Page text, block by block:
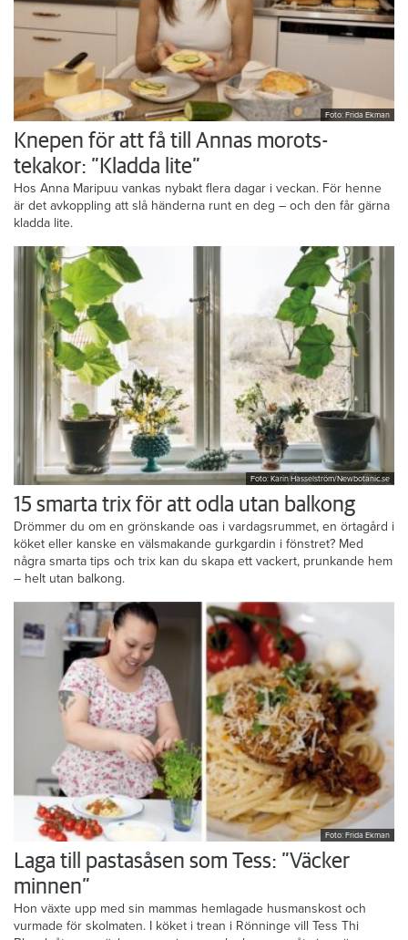
Foto: Frida Ekman
Knepen för att få till Annas morots-
tekakor: ”Kladda lite”
Hos Anna Maripuu vankas nybakt flera dagar i veckan. För henne
är det avkoppling att slå händerna runt en deg – och den får gärna
kladda lite.
Foto: Karin Hasselström/Newbotanic.se
15 smarta trix för att odla utan balkong
Drömmer du om en grönskande oas i vardagsrummet, en örtagård i
köket eller kanske en välsmakande gurkgardin i fönstret? Med
några smarta tips och trix kan du skapa ett vackert, prunkande hem
– helt utan balkong.
Foto: Frida Ekman
Laga till pastasåsen som Tess: ”Väcker
minnen”
Hon växte upp med sin mammas hemlagade husmanskost och
vurmade för skolmaten. I köket i trean i Rönninge vill Tess Thi